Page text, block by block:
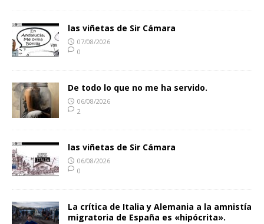
las viñetas de Sir Cámara
07/08/2026
0
De todo lo que no me ha servido.
06/08/2026
2
las viñetas de Sir Cámara
06/08/2026
0
La crítica de Italia y Alemania a la amnistía
migratoria de España es «hipócrita».